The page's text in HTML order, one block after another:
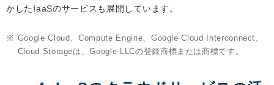
かしたIaaSのサービスも展開しています。
※ Google Cloud、Compute Engine、Google Cloud Interconnect、
Cloud Storageは、Google LLCの登録商標または商標です。